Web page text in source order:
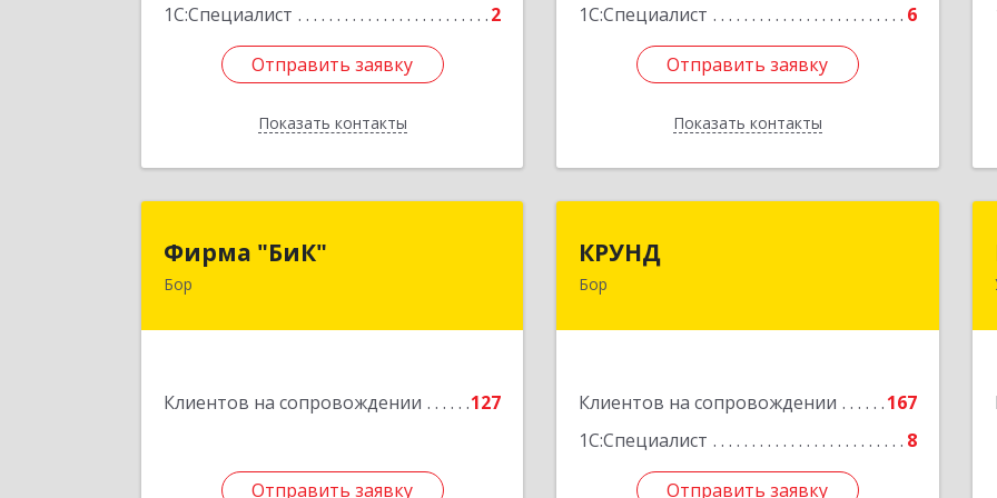
1С:Специалист
2
Отправить заявку
Показать контакты
Отправить заявку
Назад
1С:Специалист
6
Отправить заявку
Показать контакты
Отправить заявку
Назад
Фирма "БиК"
Бор
Клиентов на сопровождении 127
Отправить заявку
Отправить заявку
КРУНД
Бор
Клиентов на сопровождении
167
1С:Специалист
8
Отправить заявку
Отправить заявку